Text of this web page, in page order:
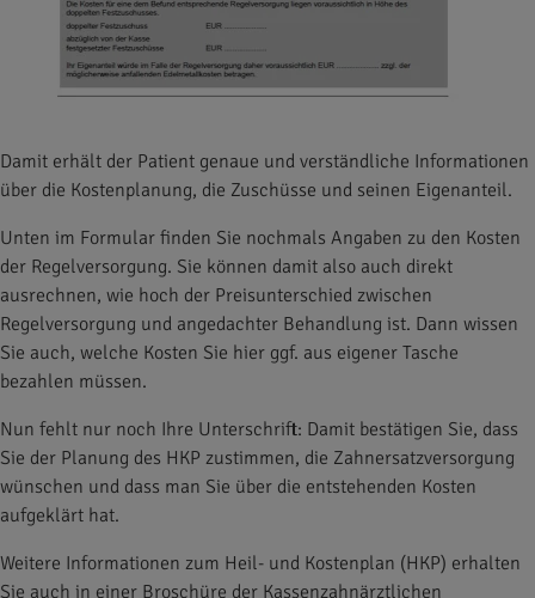
Damit erhält der Patient genaue und verständliche Informationen
über die Kostenplanung, die Zuschüsse und seinen Eigenanteil.
Unten im Formular finden Sie nochmals Angaben zu den Kosten
der Regelversorgung. Sie können damit also auch direkt
ausrechnen, wie hoch der Preisunterschied zwischen
Regelversorgung und angedachter Behandlung ist. Dann wissen
Sie auch, welche Kosten Sie hier ggf. aus eigener Tasche
bezahlen müssen.
Nun fehlt nur noch Ihre Unterschrift: Damit bestätigen Sie, dass
Sie der Planung des HKP zustimmen, die Zahnersatzversorgung
wünschen und dass man Sie über die entstehenden Kosten
aufgeklärt hat.
Weitere Informationen zum Heil- und Kostenplan (HKP) erhalten
Sie auch in einer Broschüre der Kassenzahnärztlichen